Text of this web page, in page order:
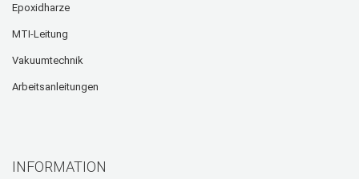
Epoxidharze
MTI-Leitung
Vakuumtechnik
Arbeitsanleitungen
INFORMATION